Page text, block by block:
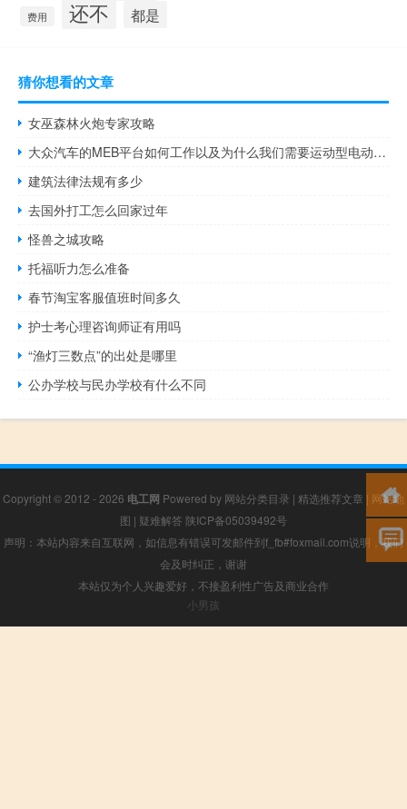
费用 还不 都是
猜你想看的文章
女巫森林火炮专家攻略
大众汽车的MEB平台如何工作以及为什么我们需要运动型电动汽车
建筑法律法规有多少
去国外打工怎么回家过年
怪兽之城攻略
托福听力怎么准备
春节淘宝客服值班时间多久
护士考心理咨询师证有用吗
“渔灯三数点”的出处是哪里
公办学校与民办学校有什么不同
Copyright © 2012 - 2026 电工网 Powered by 网站分类目录 | 精选推荐文章 | 网站地
图 | 疑难解答 陕ICP备05039492号
声明：本站内容来自互联网，如信息有错误可发邮件到f_fb#foxmail.com说明，我们
会及时纠正，谢谢
本站仅为个人兴趣爱好，不接盈利性广告及商业合作
小男孩